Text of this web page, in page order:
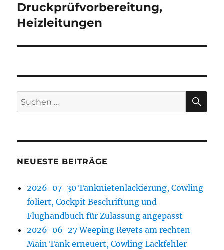
Beitrag:
Druckprüfvorbereitung,
Heizleitungen
Suchen
nach:
NEUESTE BEITRÄGE
2026-07-30 Tanknietenlackierung, Cowling
foliert, Cockpit Beschriftung und
Flughandbuch für Zulassung angepasst
2026-06-27 Weeping Revets am rechten
Main Tank erneuert, Cowling Lackfehler